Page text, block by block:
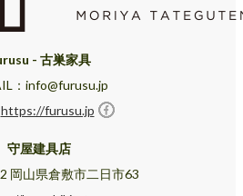
- 古巣家具
：info@furusu.jp
https://furusu.jp
守屋建具店
岡山県倉敷市二日市63